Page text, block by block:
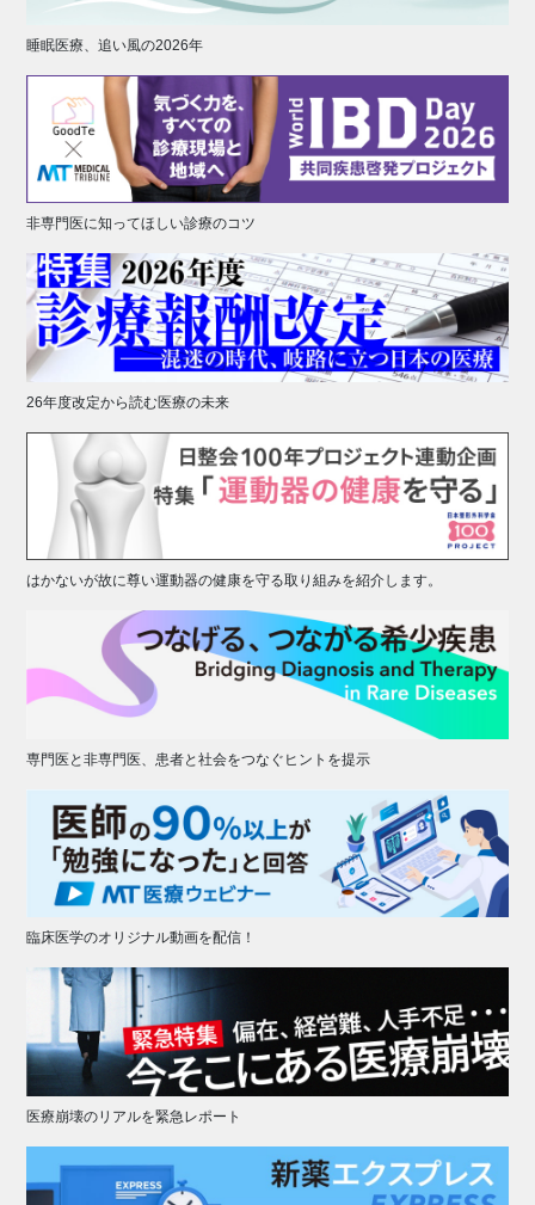
睡眠医療、追い風の2026年
非専門医に知ってほしい診療のコツ
26年度改定から読む医療の未来
はかないが故に尊い運動器の健康を守る取り組みを紹介します。
専門医と非専門医、患者と社会をつなぐヒントを提示
臨床医学のオリジナル動画を配信！
医療崩壊のリアルを緊急レポート